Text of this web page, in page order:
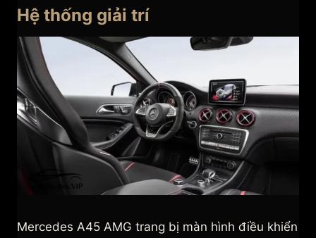
Hệ thống giải trí
Mercedes A45 AMG trang bị màn hình điều khiển